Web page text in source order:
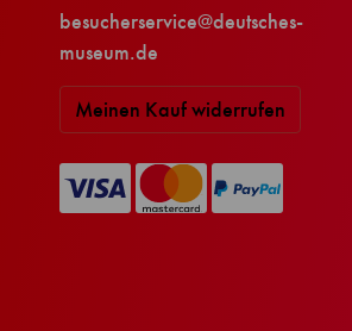
besucherservice@deutsches-
museum.de
Meinen Kauf widerrufen